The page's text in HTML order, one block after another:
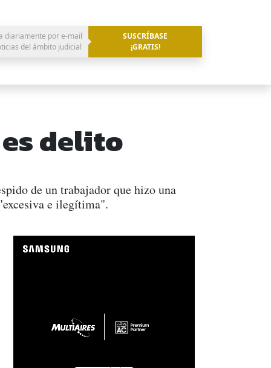
diariamente por e-mail
del ámbito judicial
SUSCRÍBASE
¡GRATIS!
delito
de un trabajador que hizo una
e ilegítima".